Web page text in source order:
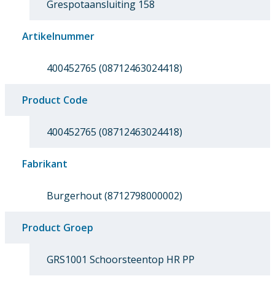
Grespotaansluiting 158
Artikelnummer
400452765 (08712463024418)
Product Code
400452765 (08712463024418)
Fabrikant
Burgerhout (8712798000002)
Product Groep
GRS1001 Schoorsteentop HR PP